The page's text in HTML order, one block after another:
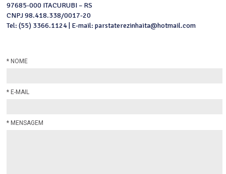
97685-000 ITACURUBI – RS
CNPJ 98.418.338/0017-20
Tel: (55) 3366.1124 | E-mail: parstaterezinhaita@hotmail.com
* NOME
* E-MAIL
* MENSAGEM